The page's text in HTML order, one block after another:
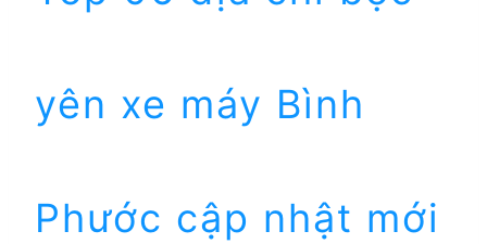
yên xe máy Bình
Phước cập nhật mới